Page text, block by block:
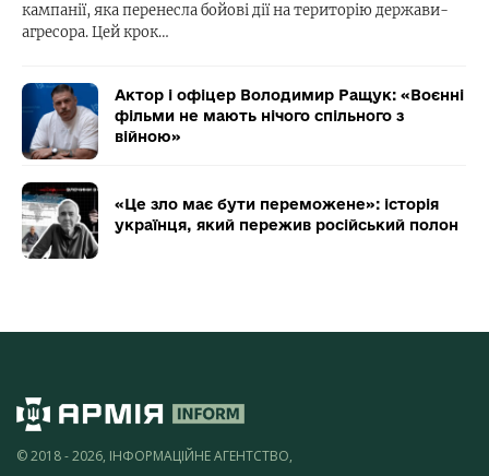
кампанії, яка перенесла бойові дії на територію держави-
агресора. Цей крок…
Актор і офіцер Володимир Ращук: «Воєнні
фільми не мають нічого спільного з
війною»
«Це зло має бути переможене»: історія
українця, який пережив російський полон
© 2018 - 2026, ІНФОРМАЦІЙНЕ АГЕНТСТВО,